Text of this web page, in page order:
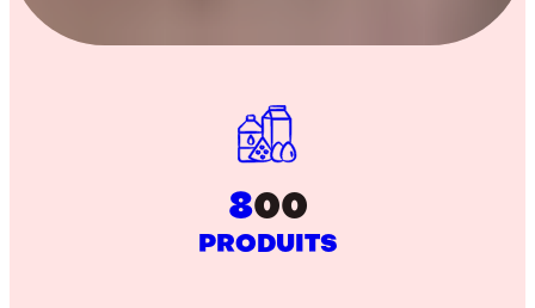
800
PRODUITS